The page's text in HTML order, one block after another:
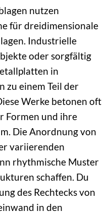
nutzen
für dreidimensionale
Industrielle
oder sorgfältig
in
zu einem Teil der
Werke betonen oft
Formen und ihre
Die Anordnung von
variierenden
rhythmische Muster
schaffen. Du
des Rechtecks von
in den